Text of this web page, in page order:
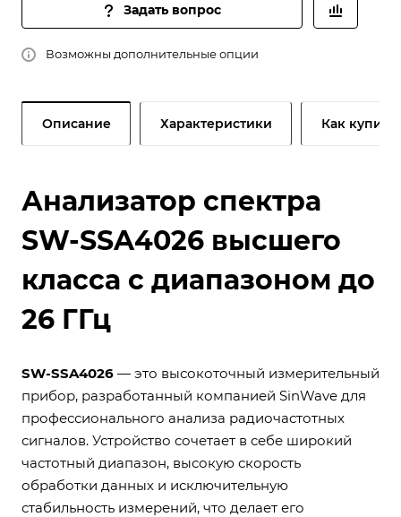
Задать вопрос
Возможны дополнительные опции
Описание Характеристики Как купить
Анализатор спектра
SW-SSA4026 высшего
класса с диапазоном до
26 ГГц
SW-SSA4026 — это высокоточный измерительный
прибор, разработанный компанией SinWave для
профессионального анализа радиочастотных
сигналов. Устройство сочетает в себе широкий
частотный диапазон, высокую скорость
обработки данных и исключительную
стабильность измерений, что делает его